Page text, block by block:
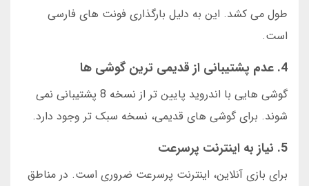
طول می کشد. این به دلیل بارگذاری فونت های فارسی
است.
4. عدم پشتیبانی از قدیمی ترین گوشی ها
گوشی هایی با اندروید پایین تر از نسخه 8 پشتیبانی نمی
شوند. برای گوشی های قدیمی، نسخه سبک تر وجود دارد.
5. نیاز به اینترنت پرسرعت
برای بازی آنلاین، اینترنت پرسرعت ضروری است. در مناطق